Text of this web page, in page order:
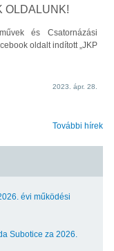
OLDALUNK!
és Csatornázási
oldalt indított „JKP
2023. ápr. 28.
További hírek
évi működési
Subotice za 2026.